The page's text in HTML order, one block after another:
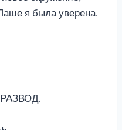
я была уверена.
РАЗВОД.